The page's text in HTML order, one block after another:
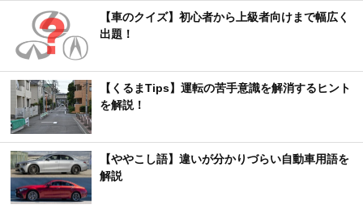
【車のクイズ】初心者から上級者向けまで幅広く
出題！
【くるまTips】運転の苦手意識を解消するヒント
を解説！
【ややこし語】違いが分かりづらい自動車用語を
解説